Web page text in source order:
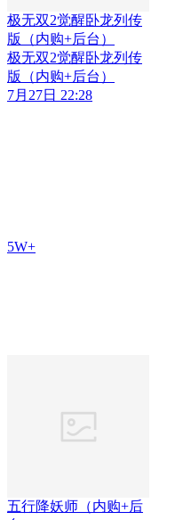
极无双2觉醒卧龙列传
版（内购+后台）
极无双2觉醒卧龙列传
版（内购+后台）
7月27日 22:28
5W+
五行降妖师（内购+后